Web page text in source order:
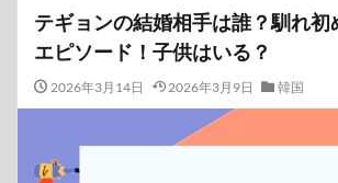
テギョンの結婚相手は誰？馴れ初
エピソード！子供はいる？
2026年3月14日 2026年3月9日 韓国